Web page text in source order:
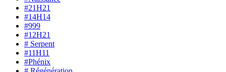
#21H21
#14H14
#999
#12H21
# Serpent
#11H11
#Phénix